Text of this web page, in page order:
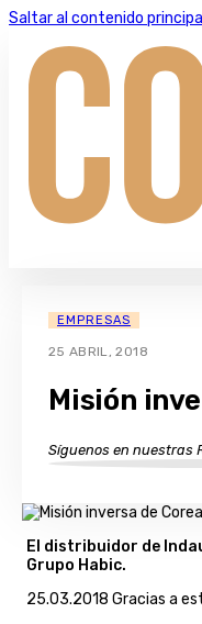
Saltar al contenido principal
EMPRESAS
25 ABRIL, 2018
Misión
Síguenos en nuestras
El distribuidor de
Grupo Habic.
25.03.2018 Gracias a